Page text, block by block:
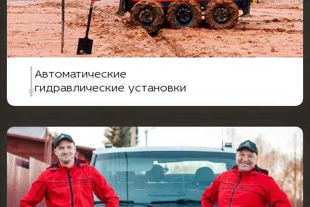
Автоматические
гидравлические установки